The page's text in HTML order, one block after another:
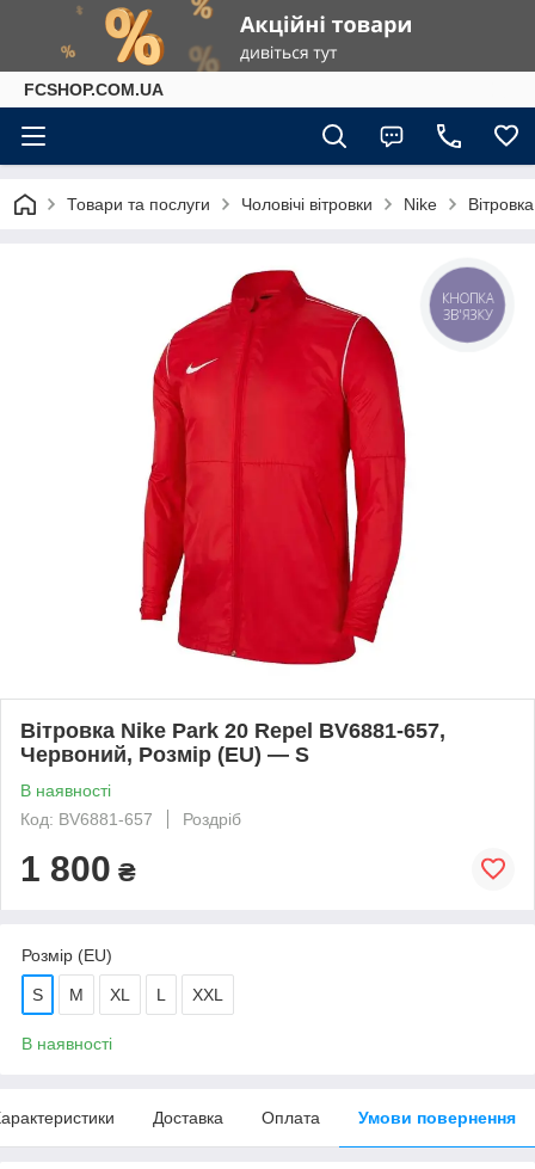
FCSHOP.COM.UA
Товари та послуги Чоловічі вітровки Nike
Вітровка Nike Park 20 Repel BV6881-657,
Червоний, Розмір (EU) — S
В наявності
Код: BV6881-657
Роздріб
1 800 ₴
Розмір (EU)
S M XL L XXL
В наявності
Доставка Оплата Умови повернення
КНОПКА
ЗВ'ЯЗКУ